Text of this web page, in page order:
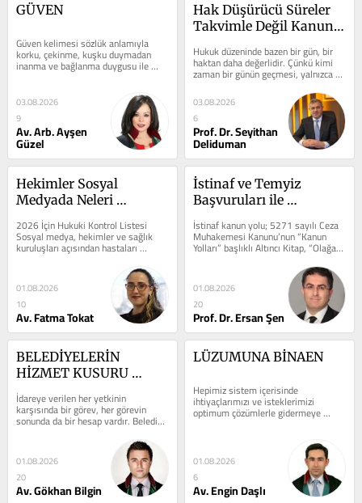
GÜVEN
Güven kelimesi sözlük anlamıyla
korku, çekinme, kuşku duymadan
inanma ve bağlanma duygusu ile
emniyet ve itimat anlamlarına
03.08.2026
9
Av. Arb. Ayşen
Güzel
Hak Düşürücü Süreler
Takvimle Değil Kanunla
Hukuk düzeninde bazen bir gün, bir
haktan daha değerlidir. Çünkü kimi
zaman bir günün geçmesi, yalnızca
zamanı değil, kamu gücünü de...
03.08.2026
6
Prof. Dr. Seyithan
Deliduman
Hekimler Sosyal
Medyada Neleri
2026 İçin Hukuki Kontrol Listesi
Sosyal medya, hekimler ve sağlık
kuruluşları açısından hastaları
bilgilendiren güçlü bir iletişim...
01.08.2026
10
Av. Fatma Tokat
İstinaf ve Temyiz
Başvuruları ile
Yazılı İsteminin İçeriği
İstinaf kanun yolu; 5271 sayılı Ceza
Muhakemesi Kanunu’nun “Kanun
Yolları” başlıklı Altıncı Kitap, “Olağan
Kanun Yolları”...
01.08.2026
20
Prof. Dr. Ersan Şen
BELEDİYELERİN
HİZMET KUSURU
NEDENİYLE TAZMİNAT
ÖDEMESİ GEREKEN
DURUMLAR
İdareye verilen her yetkinin
karşısında bir görev, her görevin
sonunda da bir hesap vardır. Belediye
yolu açıyorsa güvenli tutacak, suyu...
01.08.2026
20
Av. Gökhan Bilgin
LÜZUMUNA BİNAEN
Hepimiz sistem içerisinde
ihtiyaçlarımızı ve isteklerimizi
optimum çözümlerle gidermeye
çalışıyoruz. Tabi, her bireyin optimum
01.08.2026
6
Av. Engin Daşlı